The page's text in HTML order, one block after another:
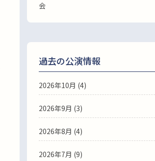
会
過去の公演情報
2026年10月 (4)
2026年9月 (3)
2026年8月 (4)
2026年7月 (9)